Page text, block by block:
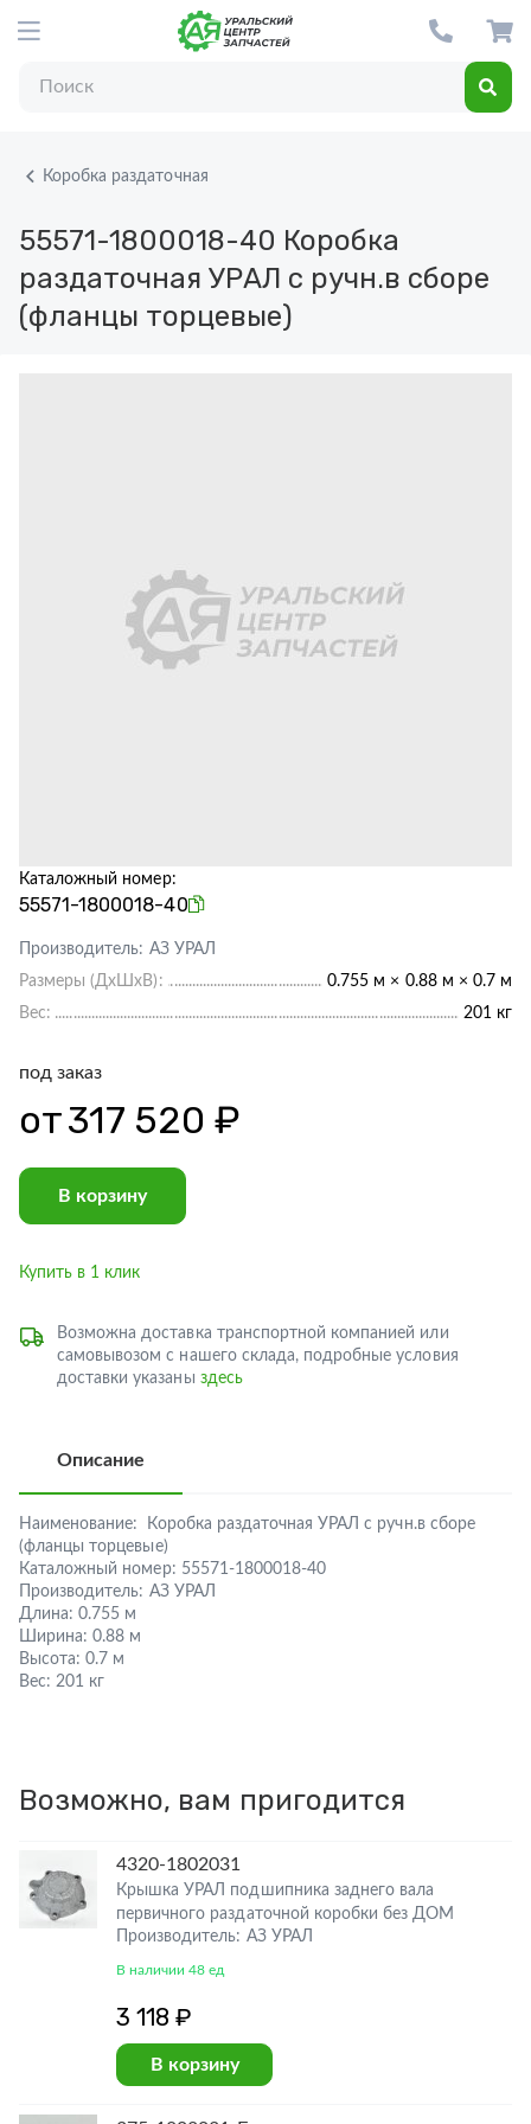
Коробка раздаточная
55571-1800018-40 Коробка
раздаточная УРАЛ с ручн.в сборе
(фланцы торцевые)
Каталожный номер:
55571-1800018-40
Производитель: АЗ УРАЛ
Размеры (ДхШхВ):
0.755 м × 0.88 м × 0.7 м
Вес:
201 кг
под заказ
от317 520 ₽
В корзину
Купить в 1 клик
Возможна доставка транспортной компанией или
самовывозом с нашего склада, подробные условия
доставки указаны здесь
Описание
Наименование:
Коробка раздаточная УРАЛ с ручн.в сборе
(фланцы торцевые)
Каталожный номер: 55571-1800018-40
Производитель: АЗ УРАЛ
Длина: 0.755 м
Ширина: 0.88 м
Высота: 0.7 м
Вес: 201 кг
Возможно, вам пригодится
4320-1802031
Крышка УРАЛ подшипника заднего вала
первичного раздаточной коробки без ДОМ
Производитель: АЗ УРАЛ
В наличии 48 ед
3 118 ₽
В корзину